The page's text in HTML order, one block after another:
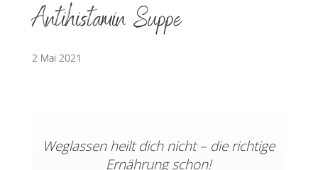
Antihistamin Suppe
2 Mai 2021
Weglassen heilt dich nicht – die richtige
Ernährung schon!